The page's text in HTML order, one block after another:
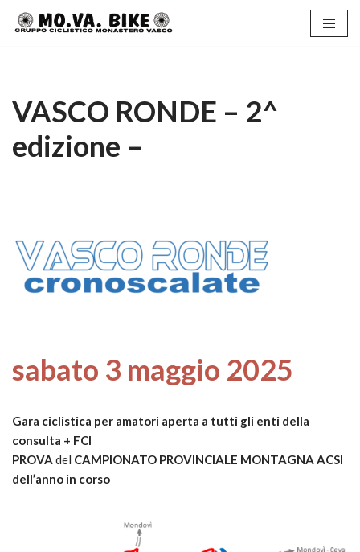
VASCO RONDE – 2^
edizione –
sabato 3 maggio 2025
Gara ciclistica per amatori aperta a tutti gli enti della
consulta + FCI
PROVA del CAMPIONATO PROVINCIALE MONTAGNA ACSI
dell’anno in corso